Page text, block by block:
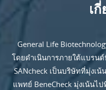
เ
General Life
โดยดำเนินการภายใต้แบรนด์
SANcheck เป็นบริษัทที่มุ่งเ
แพทย์ BeneCheck มุ่งเน้น